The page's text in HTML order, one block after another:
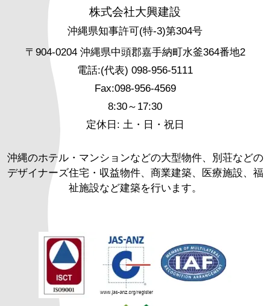
株式会社大興建設
沖縄県知事許可(特-3)第304号
〒904-0204 沖縄県中頭郡嘉手納町水釜364番地2
電話:(代表) 098-956-5111
Fax:098-956-4569
8:30～17:30
定休日: 土・日・祝日
沖縄のホテル・マンションなどの大型物件、別荘などの
デザイナーズ住宅・収益物件、商業建築、医療施設、福
祉施設など建築を行います。